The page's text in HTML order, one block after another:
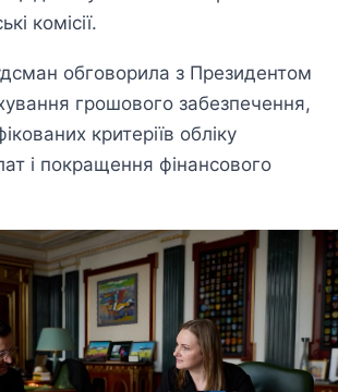
комісії.
обговорила з Президентом
грошового забезпечення,
критеріїв обліку
і покращення фінансового